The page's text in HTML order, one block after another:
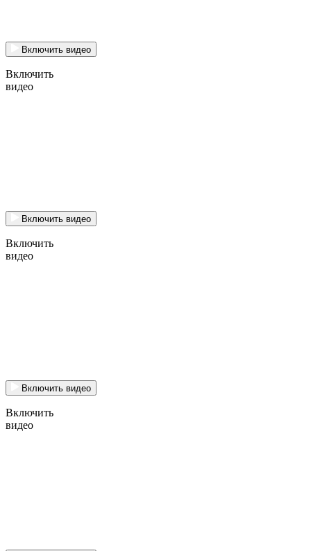
Включить видео
Включить
видео
Включить видео
Включить
видео
Включить видео
Включить
видео